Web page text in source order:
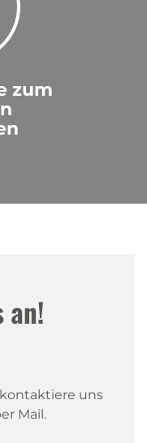
zum
an!
uns
Mail.